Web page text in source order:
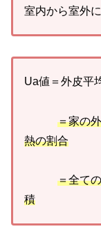
室内から室外
Ua値＝外皮平
＝家の
熱の割合
＝全て
積